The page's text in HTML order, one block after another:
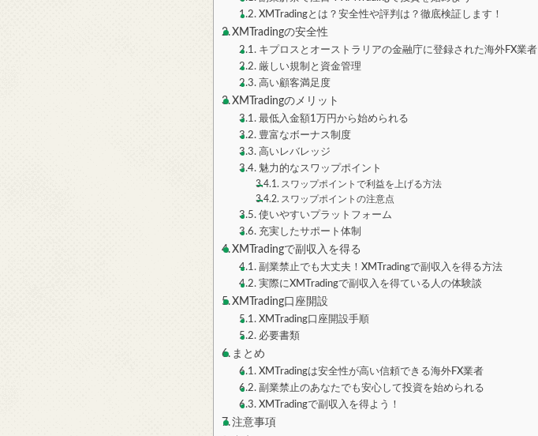
XMTradingとは？安全性や評判は？徹底検証します！
XMTradingの安全性
キプロスとオーストラリアの金融庁に登録された海外FX業者
厳しい規制と資金管理
高い顧客満足度
XMTradingのメリット
最低入金額1万円から始められる
豊富なボーナス制度
高いレバレッジ
魅力的なスワップポイント
スワップポイントで利益を上げる方法
スワップポイントの注意点
使いやすいプラットフォーム
充実したサポート体制
XMTradingで副収入を得る
副業禁止でも大丈夫！XMTradingで副収入を得る方法
実際にXMTradingで副収入を得ている人の体験談
XMTrading口座開設
XMTrading口座開設手順
必要書類
まとめ
XMTradingは安全性が高い信頼できる海外FX業者
副業禁止のあなたでも安心して投資を始められる
XMTradingで副収入を得よう！
注意事項